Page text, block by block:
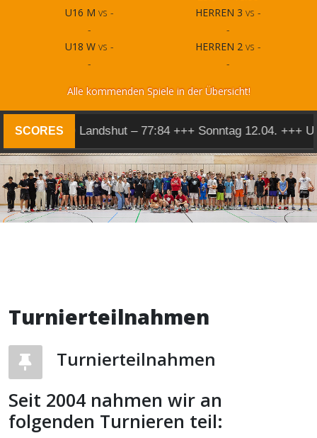
U16 M vs -
-
HERREN 3 vs -
-
U18 Wvs -
-
HERREN 2vs -
-
Alle kommenden Spiele in der Übersicht!
SCORES
Herren 1 @ Landshut – 77:84 +++ Sonntag 12.04. +++
Turnierteilnahmen
Turnierteilnahmen
Seit 2004 nahmen wir an
folgenden Turnieren teil: